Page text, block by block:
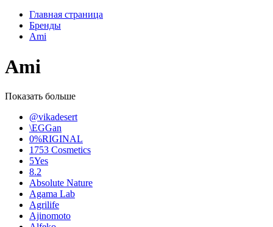
Главная страница
Бренды
Ami
Ami
Показать больше
@vikadesert
\EGGan
0%RIGINAL
1753 Cosmetics
5Yes
8.2
Absolute Nature
Agama Lab
Agrilife
Ajinomoto